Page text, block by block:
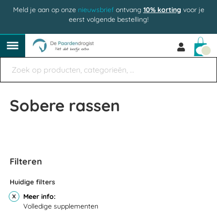
Meld je aan op onze nieuwsbriefontvang 10% korting voor je
eerst volgende bestelling!
Sobere rassen
Filteren
Huidige filters
Meer info
Volledige supplementen